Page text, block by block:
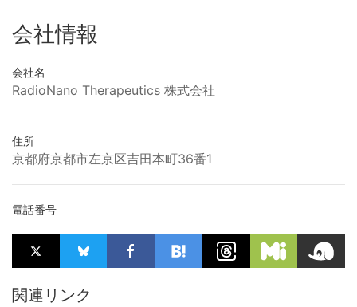
会社情報
会社名
RadioNano Therapeutics 株式会社
住所
京都府京都市左京区吉田本町36番1
電話番号
関連リンク